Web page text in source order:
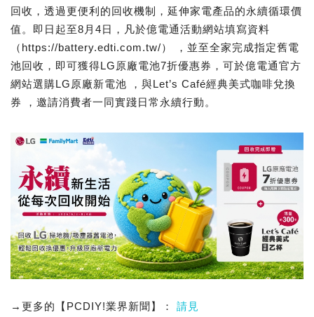
回收，透過更便利的回收機制，延伸家電產品的永續循環價
值。即日起至8月4日，凡於億電通活動網站填寫資料
（https://battery.edti.com.tw/） ，並至全家完成指定舊電
池回收，即可獲得LG原廠電池7折優惠券，可於億電通官方
網站選購LG原廠新電池 ，與Let’s Café經典美式咖啡兌換
券 ，邀請消費者一同實踐日常永續行動。
→更多的【PCDIY!業界新聞】： 請見